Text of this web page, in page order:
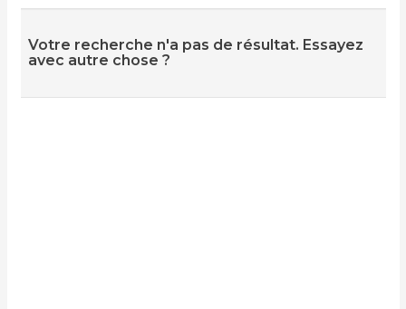
Votre recherche n'a pas de résultat. Essayez
avec autre chose ?